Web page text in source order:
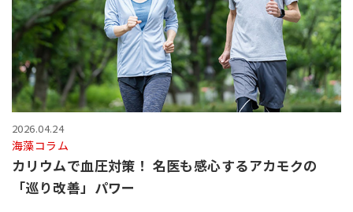
2026.04.24
海藻コラム
カリウムで血圧対策！ 名医も感心するアカモクの
「巡り改善」パワー